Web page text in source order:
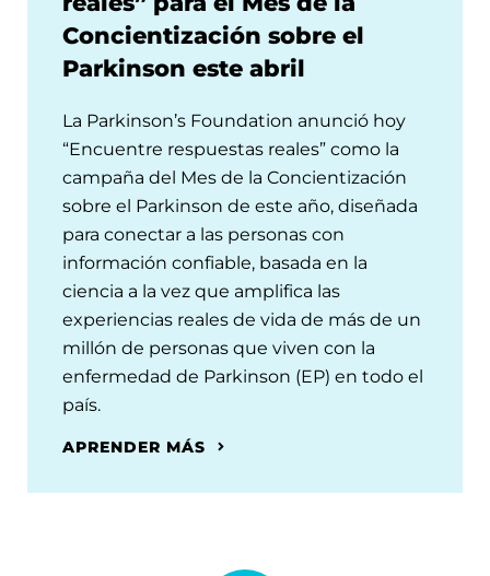
Concientización sobre el
Parkinson este abril
La Parkinson’s Foundation anunció hoy
“Encuentre respuestas reales” como la
campaña del Mes de la Concientización
sobre el Parkinson de este año, diseñada
para conectar a las personas con
información confiable, basada en la
ciencia a la vez que amplifica las
experiencias reales de vida de más de un
millón de personas que viven con la
enfermedad de Parkinson (EP) en todo el
país.
APRENDER MÁS